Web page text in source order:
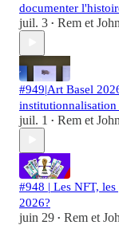
documenter
juil. 3 • Rem et John
#949|Art Basel
juil. 1 • Rem et John
#948 | Les NFT,
2026?
juin 29 • Rem et